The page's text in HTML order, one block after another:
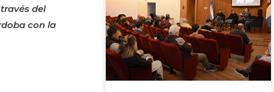
del
con la